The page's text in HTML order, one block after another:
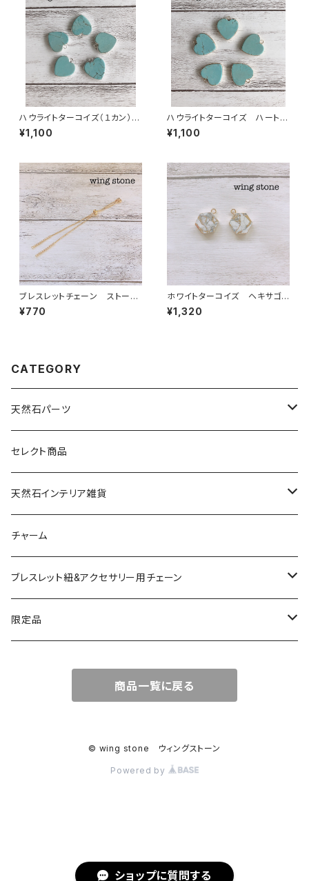
ショップに質問する
ハウライトターコイズ（１カン）シ
ルバー
¥1,100
ハウライトターコイズ ハート形
（１カン）ゴールド
¥1,100
ブレスレットチェーン ストーン
付き ゴールド
¥770
ホワイトターコイズ ヘキサゴン
型 1カン
¥1,320
CATEGORY
天然石パーツ
天然石
ドゥルージー
ソーラークォーツ
コッパー
アゲート
セレクト商品
天然石インテリア雑貨
天然石スライスコースター
天然石キャンドルホルダー
チャーム
ブレスレット紐&アクセサリー用チェーン
ネックレスチェーン
ブレスレット紐
限定品
summer Box
商品一覧に戻る
© wing stone ウィングストーン
Powered by